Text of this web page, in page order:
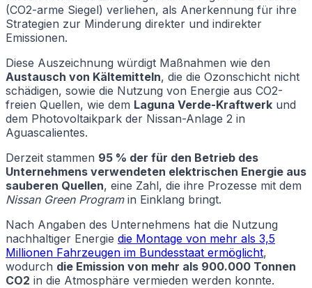
(CO2-arme Siegel) verliehen, als Anerkennung für ihre
Strategien zur Minderung direkter und indirekter
Emissionen.
Diese Auszeichnung würdigt Maßnahmen wie den
Austausch von Kältemitteln, die die Ozonschicht nicht
schädigen, sowie die Nutzung von Energie aus CO2-
freien Quellen, wie dem Laguna Verde-Kraftwerk und
dem Photovoltaikpark der Nissan-Anlage 2 in
Aguascalientes.
Derzeit stammen 95 % der für den Betrieb des
Unternehmens verwendeten elektrischen Energie aus
sauberen Quellen, eine Zahl, die ihre Prozesse mit dem
Nissan Green Programin Einklang bringt.
Nach Angaben des Unternehmens hat die Nutzung
nachhaltiger Energie die Montage von mehr als 3,5
Millionen Fahrzeugen im Bundesstaat ermöglicht,
wodurch die Emission von mehr als 900.000 Tonnen
CO2 in die Atmosphäre vermieden werden konnte.